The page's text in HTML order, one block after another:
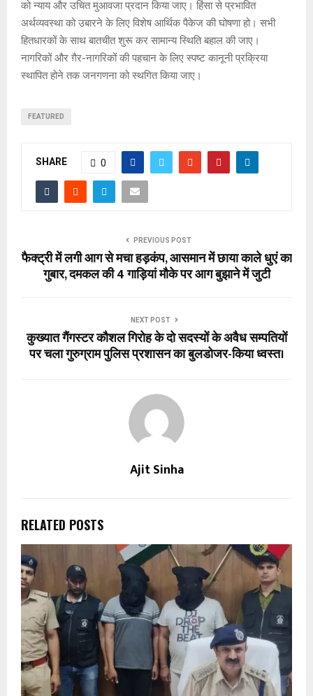
को न्याय और उचित मुआवजा प्रदान किया जाए। हिंसा से प्रभावित
अर्थव्यवस्था को उबारने के लिए विशेष आर्थिक पैकेज की घोषणा हो। सभी
हितधारकों के साथ बातचीत शुरू कर सामान्य स्थिति बहाल की जाए।
नागरिकों और ग़ैर-नागरिकों की पहचान के लिए स्पष्ट कानूनी प्रक्रिया
स्थापित होने तक जनगणना को स्थगित किया जाए।
FEATURED
SHARE 0
PREVIOUS POST
फैक्ट्री में लगी आग से मचा हड़कंप, आसमान में छाया काले धुएं का
गुबार, दमकल की 4 गाड़ियां मौके पर आग बुझाने में जुटी
NEXT POST
कुख्यात गैंगस्टर कौशल गिरोह के दो सदस्यों के अवैध सम्पतियों
पर चला गुरुग्राम पुलिस प्रशासन का बुलडोजर-किया ध्वस्त।
Ajit Sinha
RELATED POSTS